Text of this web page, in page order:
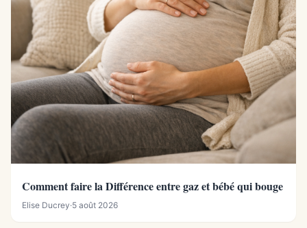
Comment faire la Différence entre gaz et bébé qui bouge
Elise Ducrey·5 août 2026